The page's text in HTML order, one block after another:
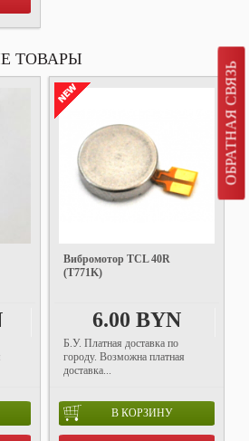
ОБРАТНАЯ СВЯЗЬ
ТОВАРЫ
Вибромотор TCL 40R
(T771K)
6.00 BYN
Б.У. Платная доставка по
городу. Возможна платная
доставка...
В КОРЗИНУ